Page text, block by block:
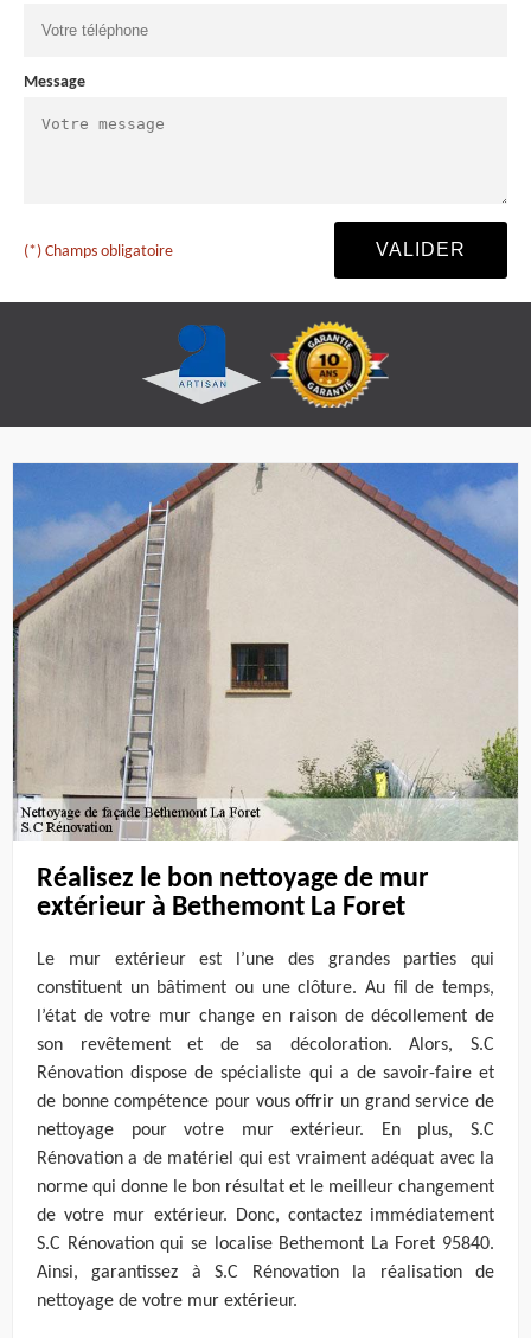
Message
(*) Champs obligatoire
Réalisez le bon nettoyage de mur
extérieur à Bethemont La Foret
Le mur extérieur est l’une des grandes parties qui
constituent un bâtiment ou une clôture. Au fil de temps,
l’état de votre mur change en raison de décollement de
son revêtement et de sa décoloration. Alors, S.C
Rénovation dispose de spécialiste qui a de savoir-faire et
de bonne compétence pour vous offrir un grand service de
nettoyage pour votre mur extérieur. En plus, S.C
Rénovation a de matériel qui est vraiment adéquat avec la
norme qui donne le bon résultat et le meilleur changement
de votre mur extérieur. Donc, contactez immédiatement
S.C Rénovation qui se localise Bethemont La Foret 95840.
Ainsi, garantissez à S.C Rénovation la réalisation de
nettoyage de votre mur extérieur.